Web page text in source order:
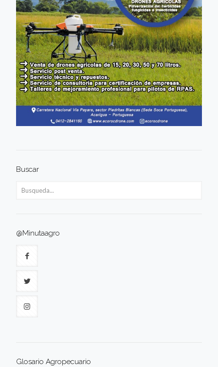
Buscar
@Minutaagro
Glosario Agropecuario